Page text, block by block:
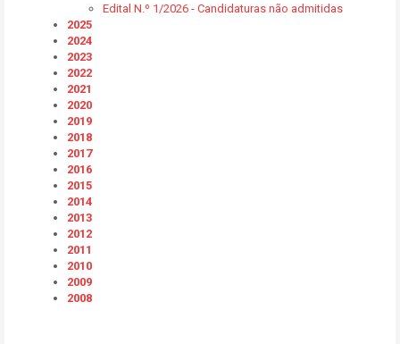
Edital N.º 1/2026 - Candidaturas não admitidas
2025
2024
2023
2022
2021
2020
2019
2018
2017
2016
2015
2014
2013
2012
2011
2010
2009
2008